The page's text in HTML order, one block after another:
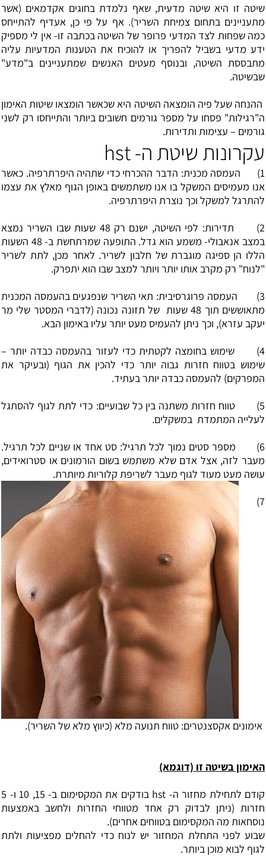
שיטה זו היא שיטה מדעית, שאף נלמדת בחוגים אקדמאים (אשר
מתעניינים בתחום צמיחת השריר). אף על פי כן, אעדיף להתייחס
כמה שפחות לצד המדעי פרופר של השיטה בכתבה זו- אין לי מספיק
ידע מדעי בשביל להפריך או להוכיח את הטענות המדעיות עליה
מתבססת השיטה, ובנוסף מעטים האנשים שמתעניינים ב"מדע"
שבשיטה.
ההנחה שעל פיה הומצאה השיטה היא שכאשר הומצאו שיטות האימון
ה"רגילות" פסחו על מספר גורמים חשובים ביותר והתייחסו רק לשני
גורמים – עצימות ותדירות.
עקרונות שיטת ה- hst
1) העמסה מכנית: הדבר ההכרחי כדי שתהיה היפרתרפיה. כאשר
אנו מעמיסים המשקל בו אנו משתמשים באופן הגוף מאלץ את עצמו
להתרגל למשקל וכך נוצרת היפרתרפיה.
2) תדירות: לפי השיטה, ישנם רק 48 שעות שבו השריר נמצא
במצב אנאבולי- משמע הוא גדל. התופעה שמרתחשת ב- 48 השעות
הללו הן ספיגה מוגברת של חלבון לשריר. לאחר מכן, לתת לשריר
"לנוח" רק מקרב אותו יותר ויותר למצב שבו הוא יתפרק.
3) העמסה פרוגרסיבית: תאי השריר שנפגעים בהעמסה המכנית
מתאוששים תוך 48 שעות של תזונה נכונה (לדברי המסטר שלי מר
יעקב עזרא), וכך ניתן להעמיס מעט יותר עליו באימון הבא.
4) שימוש בחומצה לקטתית כדי לעזור בהעמסה כבדה יותר –
שימוש בטווח חזרות גבוה יותר כדי להכין את הגוף (ובעיקר את
המפרקים) להעמסה כבדה יותר בעתיד.
5) טווח חזרות משתנה בין כל שבועיים: כדי לתת לגוף להסתגל
לעלייה המתמדת במשקלים.
6) מספר סטים נמוך לכל תרגיל: סט אחד או שניים לכל תרגיל.
מעבר לזה, אצל אדם שלא משתמש בשום הורמונים או סטרואידים,
עושה מעט מעוד לגוף מעבר לשריפת קלוריות מיותרת.
7)
אימונים אקסצנטרים: טווח תנועה מלא (כיווץ מלא של השריר).
האימון בשיטה זו (דוגמא)
קודם לתחילת מחזור ה- hst בודקים את המקסימום ב- 15, 10 ו- 5
חזרות (ניתן לבדוק רק אחד מטווחי החזרות ולחשב באמצעות
נוסחאות מה המקסימום בטווחים אחרים).
שבוע לפני התחלת המחזור יש לנוח כדי להחלים מפציעות ולתת
לגוף לבוא מוכן ביותר.